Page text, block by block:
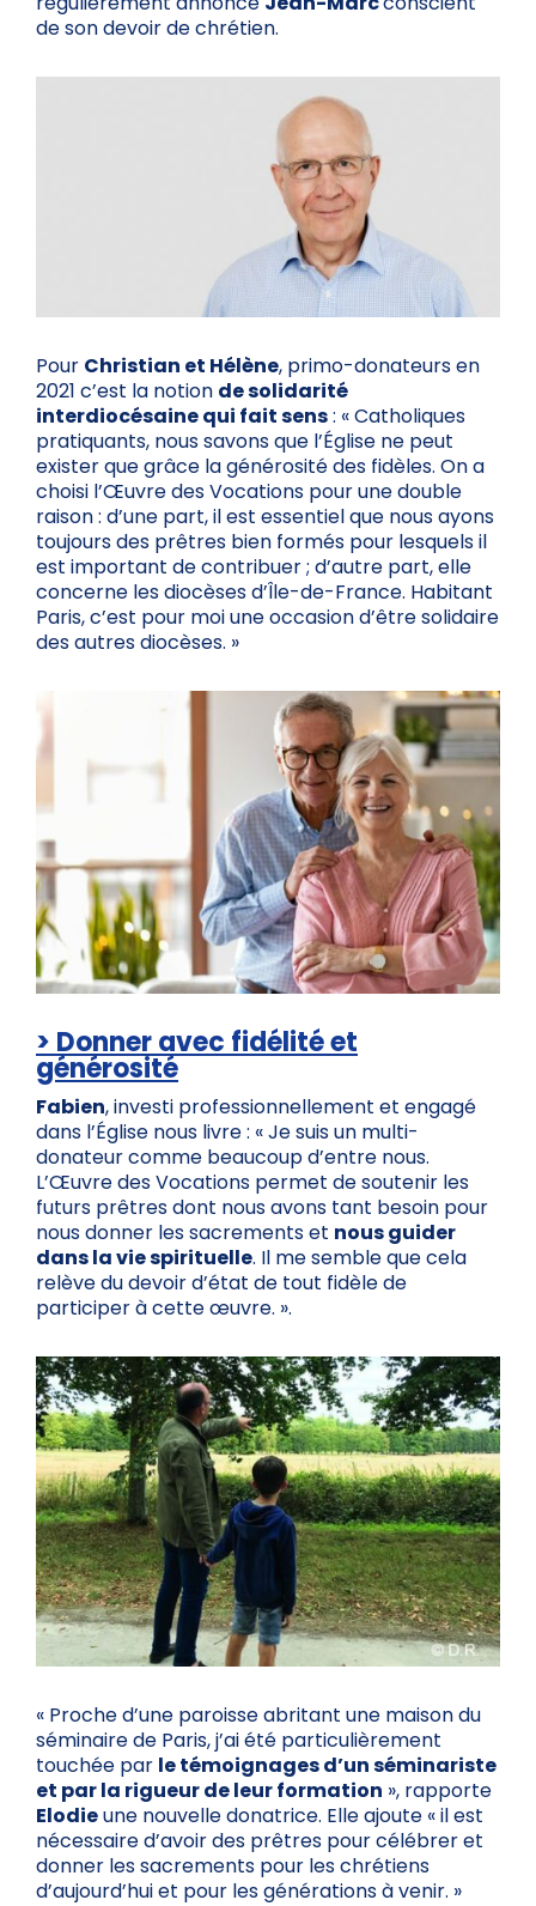
de son devoir de chrétien.
Pour Christian et Hélène, primo-donateurs en
2021 c’est la notion de solidarité
interdiocésaine qui fait sens: « Catholiques
pratiquants, nous savons que l’Église ne peut
exister que grâce la générosité des fidèles. On a
choisi l’Œuvre des Vocations pour une double
raison : d’une part, il est essentiel que nous ayons
toujours des prêtres bien formés pour lesquels il
est important de contribuer ; d’autre part, elle
concerne les diocèses d’Île-de-France. Habitant
Paris, c’est pour moi une occasion d’être solidaire
des autres diocèses. »
> Donner avec fidélité et
générosité
Fabien, investi professionnellement et engagé
dans l’Église nous livre : « Je suis un multi-
donateur comme beaucoup d’entre nous.
L’Œuvre des Vocations permet de soutenir les
futurs prêtres dont nous avons tant besoin pour
nous donner les sacrements et nous guider
dans la vie spirituelle. Il me semble que cela
relève du devoir d’état de tout fidèle de
participer à cette œuvre. ».
« Proche d’une paroisse abritant une maison du
séminaire de Paris, j’ai été particulièrement
touchée par le témoignages d’un séminariste
et par la rigueur de leur formation », rapporte
Elodieune nouvelle donatrice. Elle ajoute « il est
nécessaire d’avoir des prêtres pour célébrer et
donner les sacrements pour les chrétiens
d’aujourd’hui et pour les générations à venir. »